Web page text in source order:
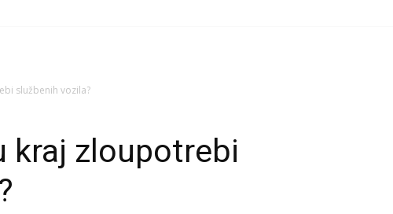
službenih vozila?
kraj zloupotrebi